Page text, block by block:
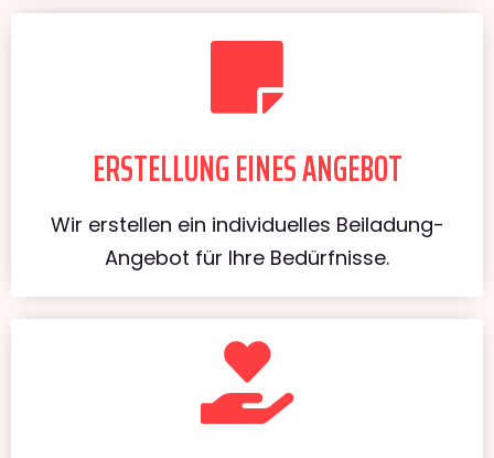
ERSTELLUNG EINES ANGEBOT
Wir erstellen ein individuelles Beiladung-
Angebot für Ihre Bedürfnisse.